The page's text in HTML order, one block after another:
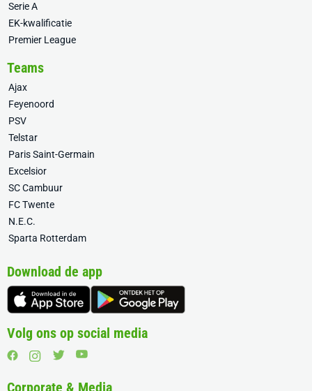
Serie A
EK-kwalificatie
Premier League
Teams
Ajax
Feyenoord
PSV
Telstar
Paris Saint-Germain
Excelsior
SC Cambuur
FC Twente
N.E.C.
Sparta Rotterdam
Download de app
Volg ons op social media
Corporate & Media